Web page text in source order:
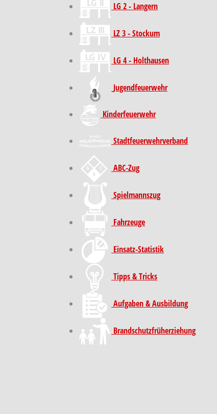
LG 2 - Langern
LZ 3 - Stockum
LG 4 - Holthausen
Jugendfeuerwehr
Kinder­feuer­wehr
Stadt­feuer­wehr­verband
ABC-Zug
Spielmannszug
Fahrzeuge
Einsatz-Statistik
Tipps & Tricks
Aufgaben & Ausbildung
Brand­schutz­früh­erziehung